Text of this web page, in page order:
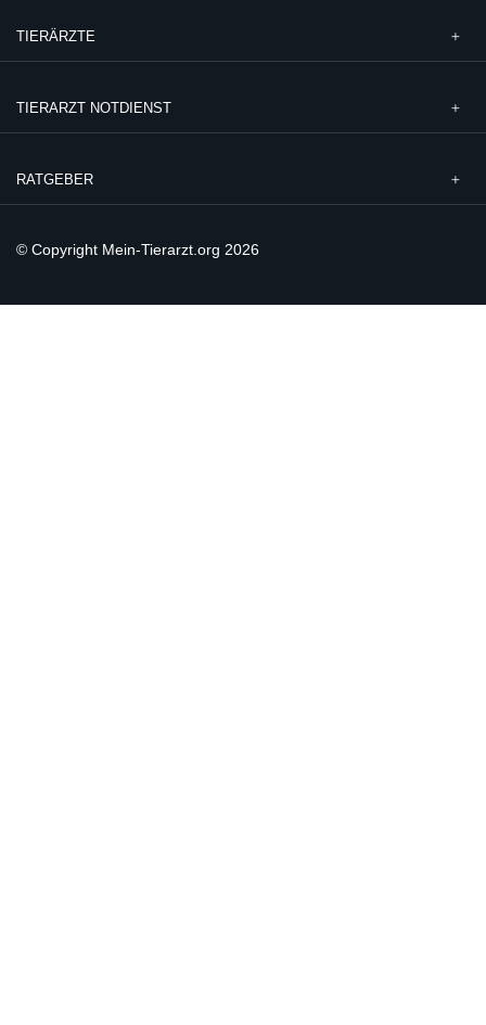
TIERÄRZTE
TIERARZT NOTDIENST
RATGEBER
© Copyright Mein-Tierarzt.org 2026